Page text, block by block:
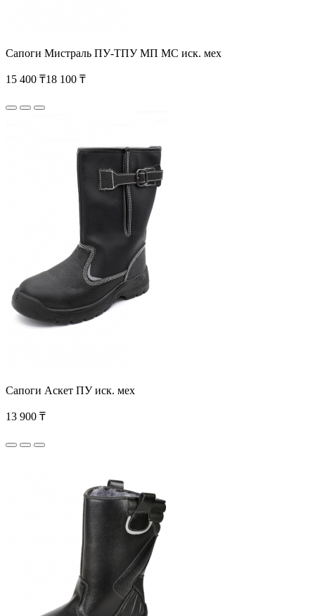
Сапоги Мистраль ПУ-ТПУ МП МС иск. мех
15 400 ₸18 100 ₸
Сапоги Аскет ПУ иск. мех
13 900 ₸